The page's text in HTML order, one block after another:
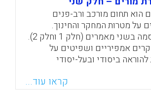
תחום מורכב ורב-פנים
על מטרות המחקר והחינוך.
העבודה הנוכחית התפרסמה בשני מאמרים (חלק 1 וחלק 2).
אמפיריים ושפיטים על
ביסודי ובעל-יסודי
המחקרים ("Research programs") שעלו בסקירה:קראו עוד...